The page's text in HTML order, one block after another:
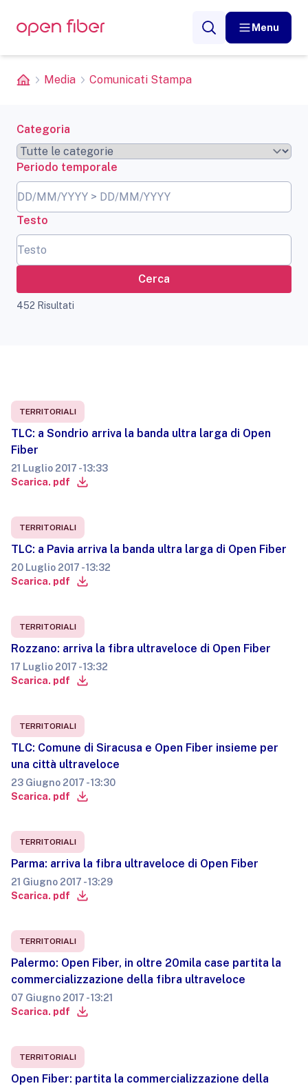
Menu
Media Comunicati Stampa
Categoria
Periodo temporale
Testo
Cerca
452 Risultati
TERRITORIALI
TLC: a Sondrio arriva la banda ultra larga di Open
Fiber
21 Luglio 2017 - 13:33
Scarica. pdf
TERRITORIALI
TLC: a Pavia arriva la banda ultra larga di Open Fiber
20 Luglio 2017 - 13:32
Scarica. pdf
TERRITORIALI
Rozzano: arriva la fibra ultraveloce di Open Fiber
17 Luglio 2017 - 13:32
Scarica. pdf
TERRITORIALI
TLC: Comune di Siracusa e Open Fiber insieme per
una città ultraveloce
23 Giugno 2017 - 13:30
Scarica. pdf
TERRITORIALI
Parma: arriva la fibra ultraveloce di Open Fiber
21 Giugno 2017 - 13:29
Scarica. pdf
TERRITORIALI
Palermo: Open Fiber, in oltre 20mila case partita la
commercializzazione della fibra ultraveloce
07 Giugno 2017 - 13:21
Scarica. pdf
TERRITORIALI
Open Fiber: partita la commercializzazione della